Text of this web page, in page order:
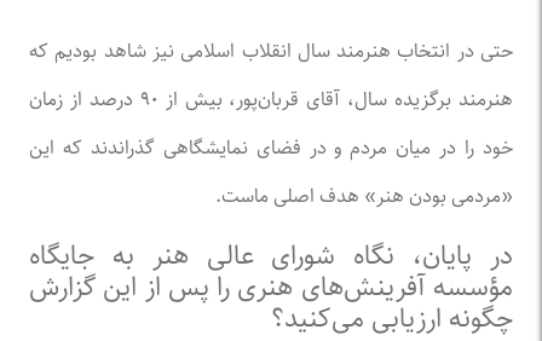
حتی در انتخاب هنرمند سال انقلاب اسلامی نیز شاهد بودیم که
هنرمند برگزیده سال، آقای قربان‌پور، بیش از ۹۰ درصد از زمان
خود را در میان مردم و در فضای نمایشگاهی گذراندند که این
«مردمی بودن هنر» هدف اصلی ماست.
در پایان، نگاه شورای عالی هنر به جایگاه
مؤسسه آفرینش‌های هنری را پس از این گزارش
چگونه ارزیابی می‌کنید؟